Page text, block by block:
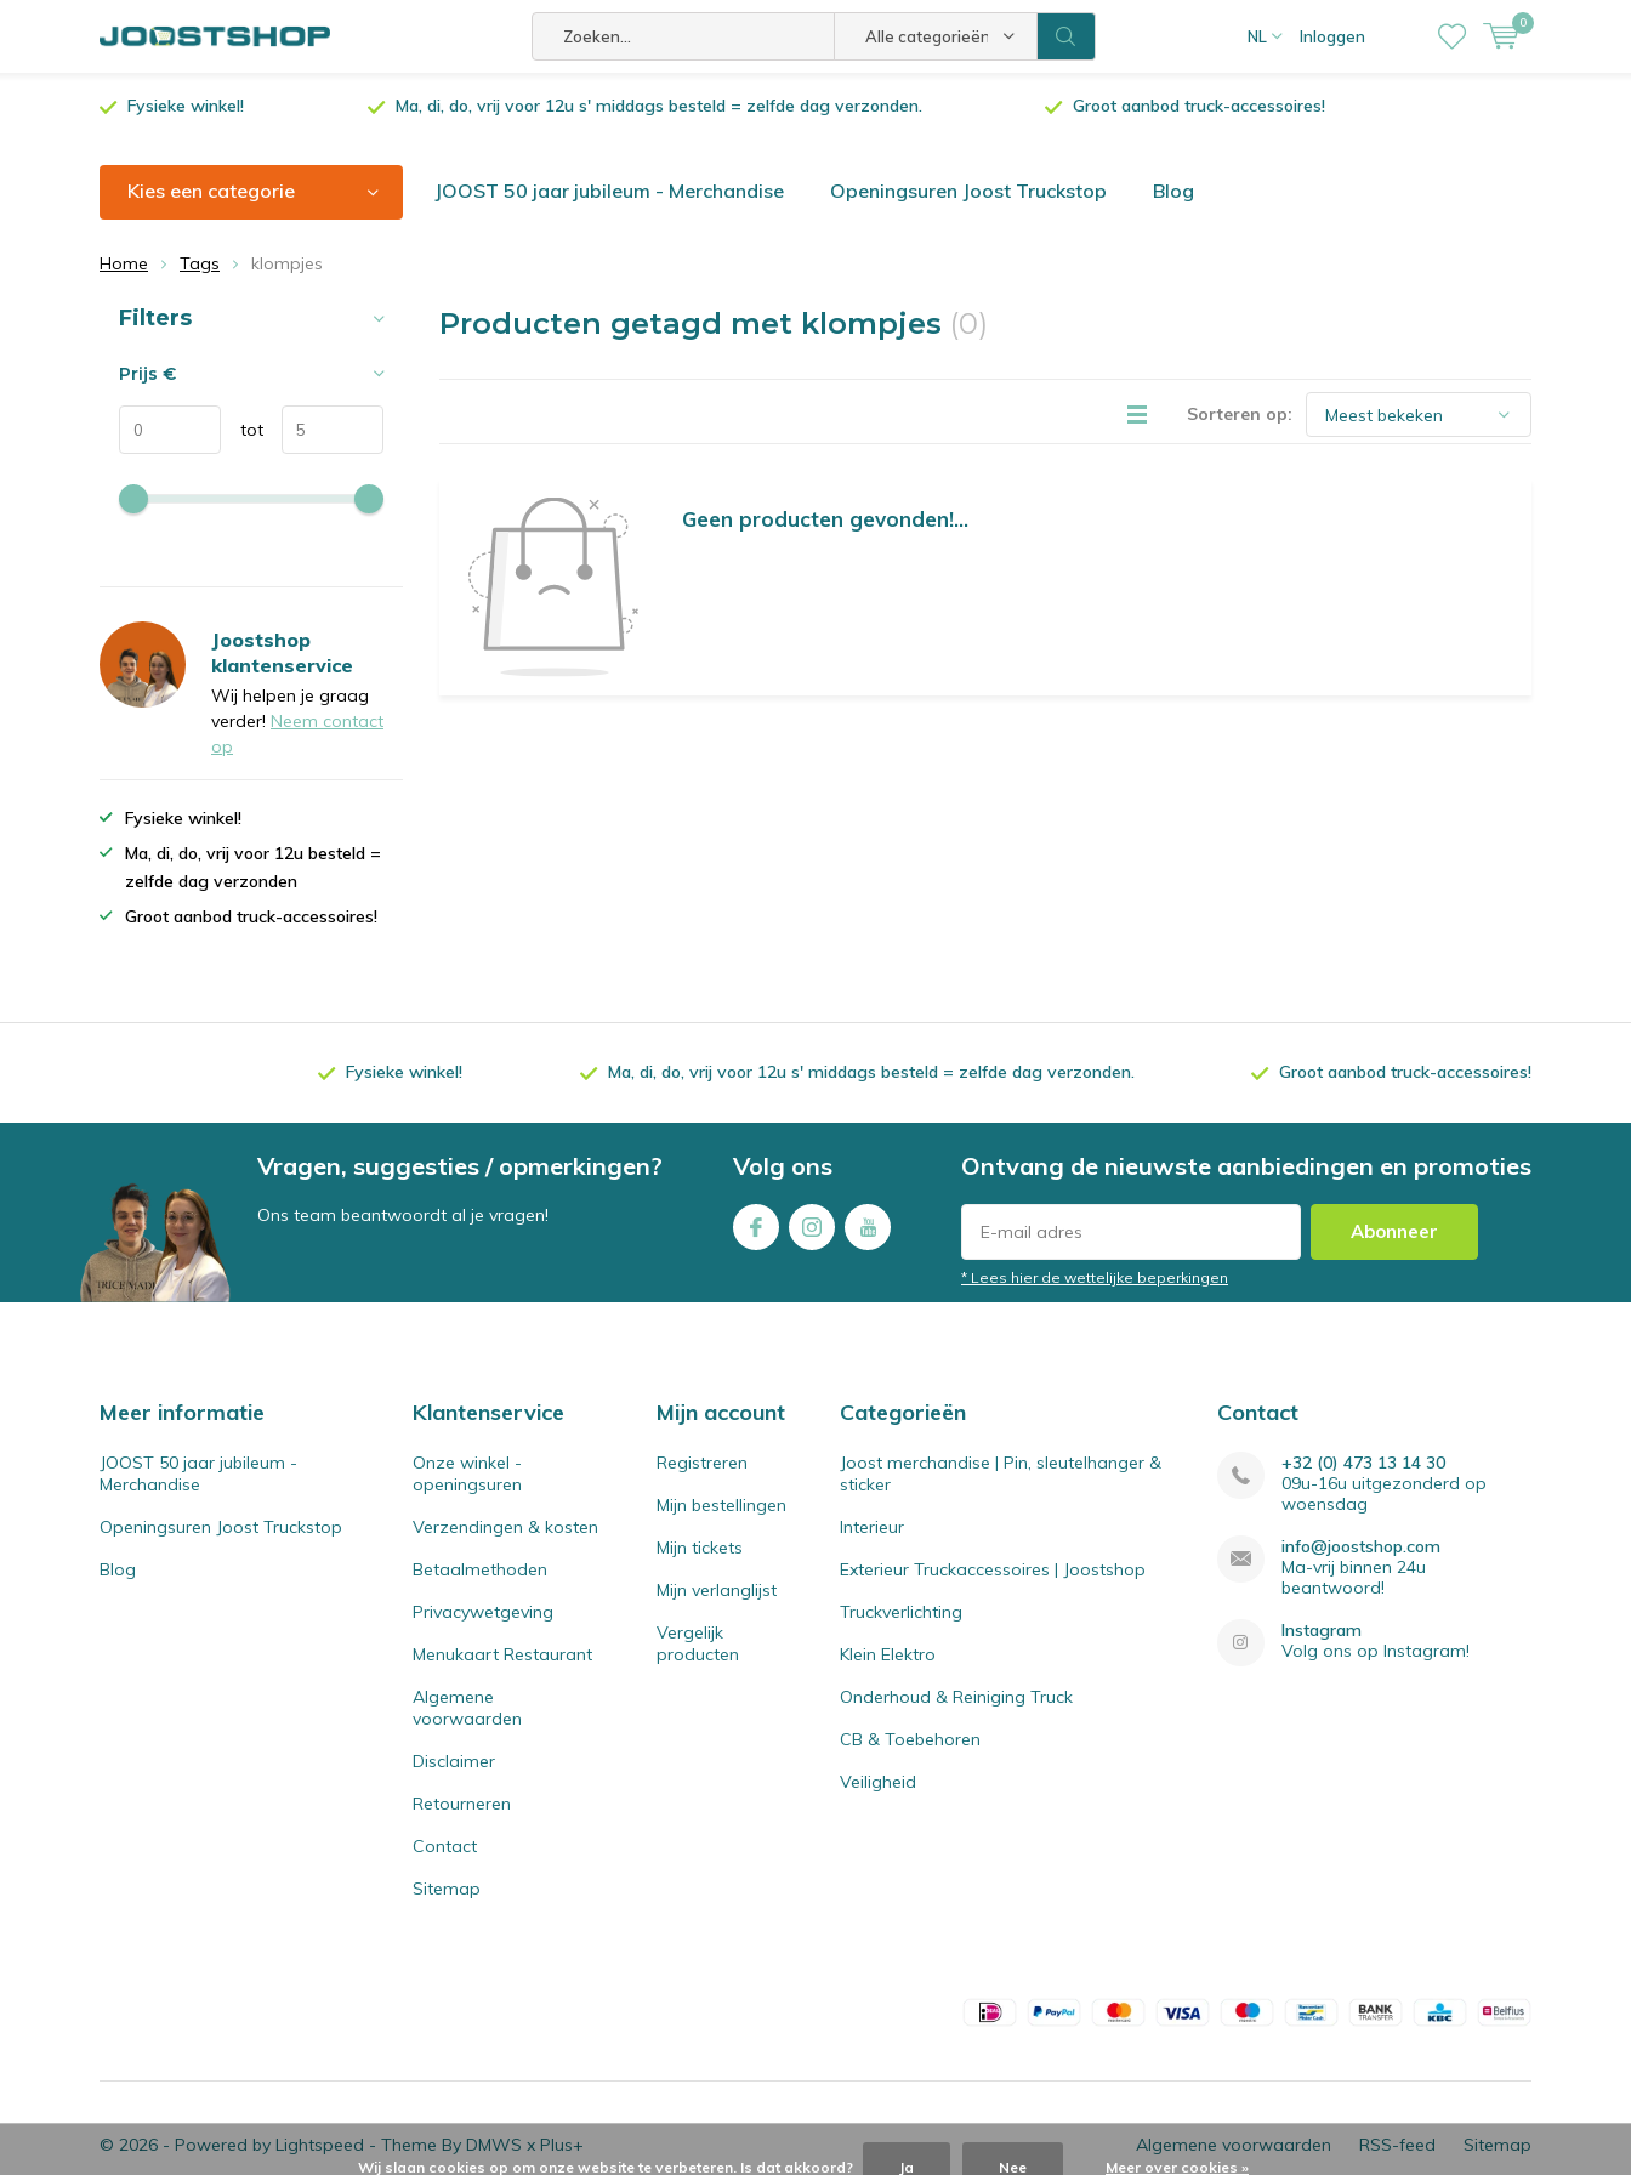
Alle categorieën NL Inloggen
0
Fysieke winkel! Ma, di, do, vrij voor 12u s' middags besteld = zelfde dag verzonden. Groot aanbod truck-accessoires!
Kies een categorie JOOST 50 jaar jubileum - Merchandise Openingsuren Joost Truckstop Blog
Home Tags klompjes
Producten getagd met klompjes (0)
Sorteren op:
Geen producten gevonden!...
Sorteren op:
Filters
Prijs €
tot
Joostshop
klantenservice
Wij helpen je graag
verder! Neem contact
op
Fysieke winkel!
Ma, di, do, vrij voor 12u besteld =
zelfde dag verzonden
Groot aanbod truck-accessoires!
Fysieke winkel! Ma, di, do, vrij voor 12u s' middags besteld = zelfde dag verzonden. Groot aanbod truck-accessoires!
Vragen, suggesties / opmerkingen?
Ons team beantwoordt al je vragen!
Volg ons Ontvang de nieuwste aanbiedingen en promoties
Abonneer
* Lees hier de wettelijke beperkingen
Meer informatie
JOOST 50 jaar jubileum -
Merchandise
Openingsuren Joost Truckstop
Blog
Klantenservice
Onze winkel -
openingsuren
Verzendingen & kosten
Betaalmethoden
Privacywetgeving
Menukaart Restaurant
Algemene
voorwaarden
Disclaimer
Retourneren
Contact
Sitemap
Mijn account
Registreren
Mijn bestellingen
Mijn tickets
Mijn verlanglijst
Vergelijk
producten
Categorieën
Joost merchandise | Pin, sleutelhanger &
sticker
Interieur
Exterieur Truckaccessoires | Joostshop
Truckverlichting
Klein Elektro
Onderhoud & Reiniging Truck
CB & Toebehoren
Veiligheid
Contact
+32 (0) 473 13 14 30
09u-16u uitgezonderd op
woensdag
info@joostshop.com
Ma-vrij binnen 24u
beantwoord!
Instagram
Volg ons op Instagram!
© 2026 - Powered by Lightspeed - Theme By DMWS x Plus+ Algemene voorwaarden RSS-feed Sitemap
Wij slaan cookies op om onze website te verbeteren. Is dat akkoord? Ja Nee Meer over cookies »